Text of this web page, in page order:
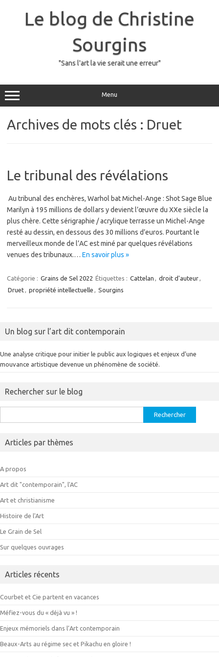
Le blog de Christine
Sourgins
"Sans l'art la vie serait une erreur"
Menu
Archives de mots clés : Druet
Le tribunal des révélations
Au tribunal des enchères, Warhol bat Michel-Ange : Shot Sage Blue
Marilyn à 195 millions de dollars y devient l’œuvre du XXe siècle la
plus chère. Cette sérigraphie / acrylique terrasse un Michel-Ange
resté au dessin, en dessous des 30 millions d’euros. Pourtant le
merveilleux monde de l’AC est miné par quelques révélations
venues des tribunaux.… En savoir plus »
Catégorie : Grains de Sel 2022 Étiquettes : Cattelan , droit d'auteur,
Druet, propriété intellectuelle , Sourgins
Un blog sur l’art dit contemporain
Une analyse critique pour initier le public aux logiques et enjeux d’une
mouvance artistique devenue un phénomène de société.
Rechercher sur le blog
Articles par thèmes
A propos
Art dit "contemporain", l'AC
Art et christianisme
Histoire de l'Art
Le Grain de Sel
Sur quelques ouvrages
Articles récents
Courbet et Cie partent en vacances
Méfiez-vous du « déjà vu » !
Enjeux mémoriels dans l’Art contemporain
Beaux-Arts au régime sec et Pikachu en gloire !